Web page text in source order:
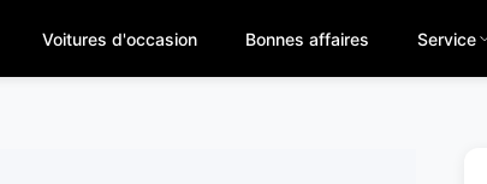
Voitures d'occasion Bonnes affaires Service